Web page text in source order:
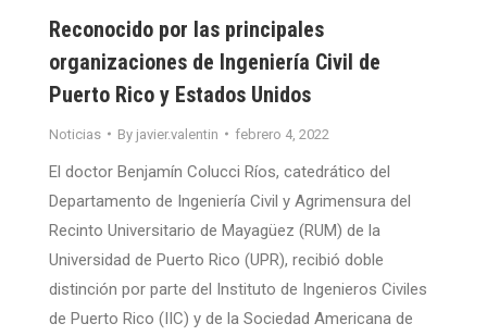
Reconocido por las principales
organizaciones de Ingeniería Civil de
Puerto Rico y Estados Unidos
Noticias By javier.valentin febrero 4, 2022
El doctor Benjamín Colucci Ríos, catedrático del
Departamento de Ingeniería Civil y Agrimensura del
Recinto Universitario de Mayagüez (RUM) de la
Universidad de Puerto Rico (UPR), recibió doble
distinción por parte del Instituto de Ingenieros Civiles
de Puerto Rico (IIC) y de la Sociedad Americana de